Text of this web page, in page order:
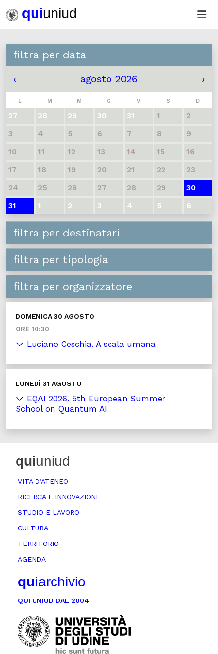
filtra per data
‹ agosto 2026 ›
L M M G V S D
27 28 29 30 31 1
2
3
4 5 6 7 8
9
10
11 12 13 14 15
16
17
18 19 20 21 22
23
24
25 26 27 28 29
30
31
1 2 3 4 5 6
filtra per destinatari
filtra per tipologia
filtra per organizzatore
DOMENICA 30 AGOSTO
ORE 10:30
Luciano Ceschia. A scala umana
LUNEDÌ 31 AGOSTO
EQAI 2026. 5th European Summer
School on Quantum AI
quiuniud
VITA D’ATENEO
RICERCA E INNOVAZIONE
STUDIO E LAVORO
CULTURA
TERRITORIO
AGENDA
quiarchivio
QUI UNIUD DAL 2004